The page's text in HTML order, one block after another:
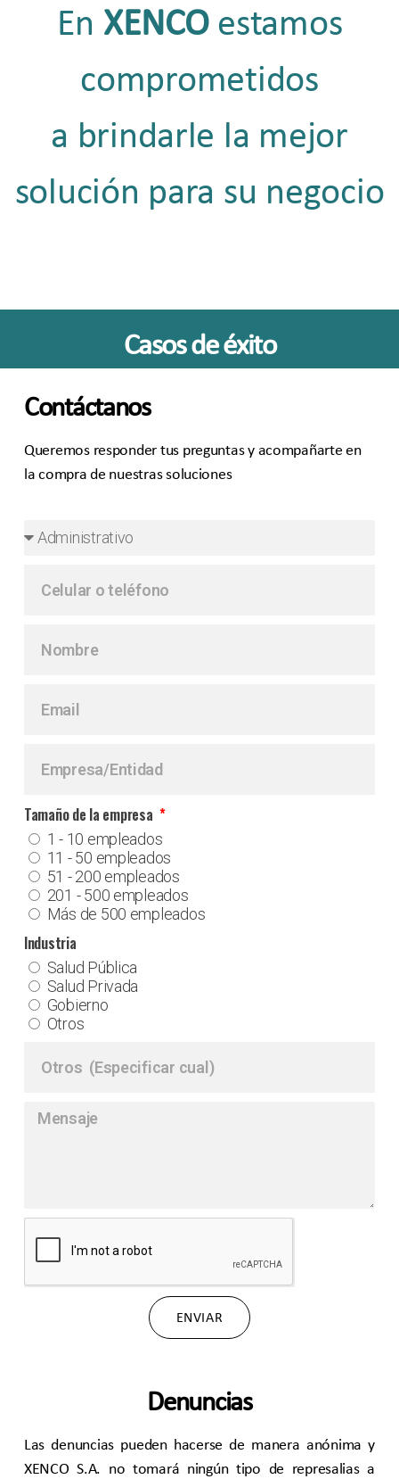
En XENCOestamos
comprometidos
a brindarle la mejor
solución para su negocio
Casos de éxito
Contáctanos
Queremos responder tus preguntas y acompañarte en
la compra de nuestras soluciones
Tamaño de la empresa
1 - 10 empleados
11 - 50 empleados
51 - 200 empleados
201 - 500 empleados
Más de 500 empleados
Industria
Salud Pública
Salud Privada
Gobierno
Otros
ENVIAR
Denuncias
Las denuncias pueden hacerse de manera anónima y
XENCO S.A. no tomará ningún tipo de represalias a